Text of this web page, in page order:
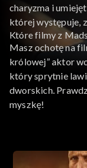
charyzma i
której występuje,
Które filmy z
Masz ochotę na
królowej” aktor
który sprytnie
dworskich.
myszkę!